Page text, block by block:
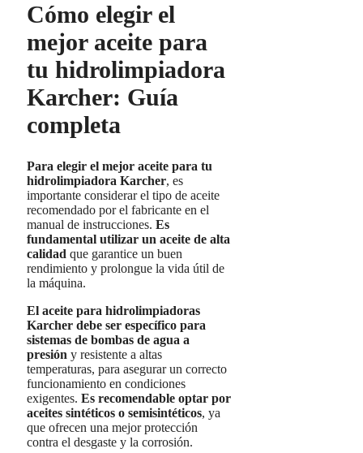
Cómo elegir el
mejor aceite para
tu hidrolimpiadora
Karcher: Guía
completa
Para elegir el mejor aceite para tu
hidrolimpiadora Karcher, es
importante considerar el tipo de aceite
recomendado por el fabricante en el
manual de instrucciones. Es
fundamental utilizar un aceite de alta
calidad que garantice un buen
rendimiento y prolongue la vida útil de
la máquina.
El aceite para hidrolimpiadoras
Karcher debe ser específico para
sistemas de bombas de agua a
presión y resistente a altas
temperaturas, para asegurar un correcto
funcionamiento en condiciones
exigentes. Es recomendable optar por
aceites sintéticos o semisintéticos, ya
que ofrecen una mejor protección
contra el desgaste y la corrosión.